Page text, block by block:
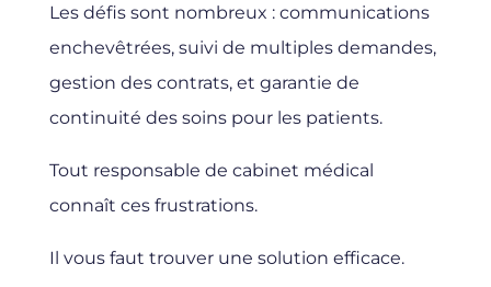
Les défis sont nombreux : communications
enchevêtrées, suivi de multiples demandes,
gestion des contrats, et garantie de
continuité des soins pour les patients.
Tout responsable de cabinet médical
connaît ces frustrations.
Il vous faut trouver une solution efficace.